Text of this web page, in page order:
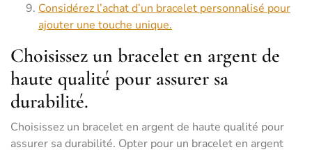
Considérez l’achat d’un bracelet personnalisé pour
ajouter une touche unique.
Choisissez un bracelet en argent de
haute qualité pour assurer sa
durabilité.
Choisissez un bracelet en argent de haute qualité pour
assurer sa durabilité. Opter pour un bracelet en argent